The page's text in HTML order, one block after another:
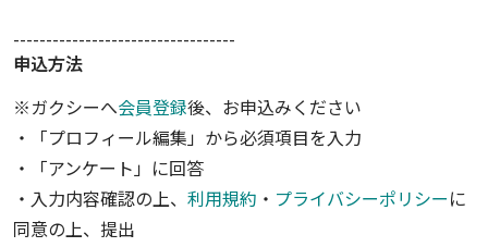
----------------------------------
申込方法
※ガクシーへ会員登録後、お申込みください
・「プロフィール編集」から必須項目を入力
・「アンケート」に回答
・入力内容確認の上、 利用規約 ・ プライバシーポリシーに
同意の上、提出